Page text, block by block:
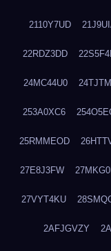
2110Y7UD
22RDZ3DD
24MC44U0
253A0XC6
25RMMEOD
27E8J3FW
27VYT4KU
2AFJGVZY